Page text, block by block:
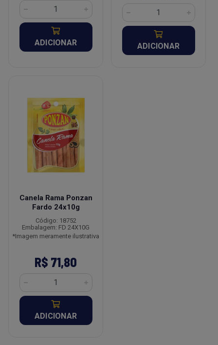
ADICIONAR ADICIONAR
Canela Rama Ponzan
Fardo 24x10g
Código: 18752
Embalagem: FD 24X10G
*Imagem meramente ilustrativa
R$ 71,80
ADICIONAR